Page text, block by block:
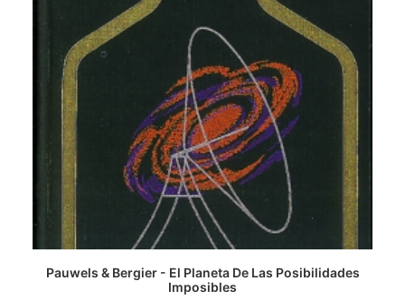
LEER MÁS
Pauwels & Bergier - El Planeta De Las Posibilidades
Imposibles